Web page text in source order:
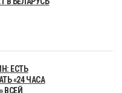
ЕСТЬ
«24 ЧАСА
ВСЕЙ